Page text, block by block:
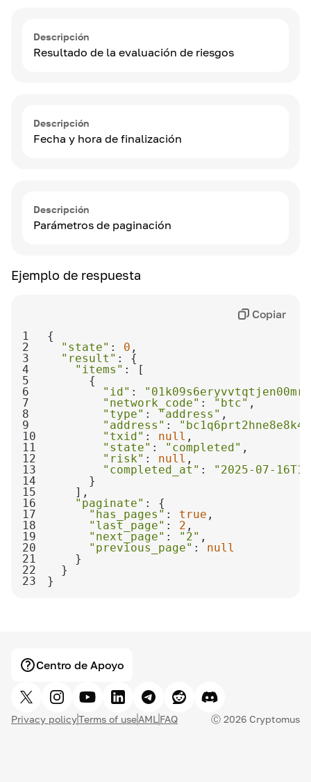
Descripción
Resultado de la evaluación de riesgos
Descripción
Fecha y hora de finalización
Descripción
Parámetros de paginación
Ejemplo de respuesta
1
2
"state" : 0
3
"result"
4
"items"
5
6
"id" :
7
"network_code" : "btc"
8
"type" : "address"
9
"address" :
10
"txid" : null
11
"state" : "completed"
12
"risk" : null
13
"completed_at" :
"2025-07-
14
15
16
"paginate"
17
"has_pages" : true
18
"last_page" : 2
19
"next_page" : "2"
20
"previous_page" : null
21
22
23
}
Copiar
Centro de Apoyo
Privacy policyTerms of useAML FAQ Ⓒ 2026 Cryptomus